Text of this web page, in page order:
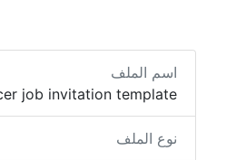
اسم الملف
job invitation template
نوع الملف